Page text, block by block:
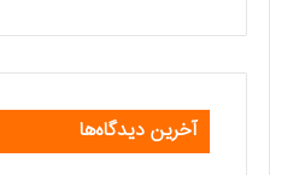
آخرین دیدگاه‌ها